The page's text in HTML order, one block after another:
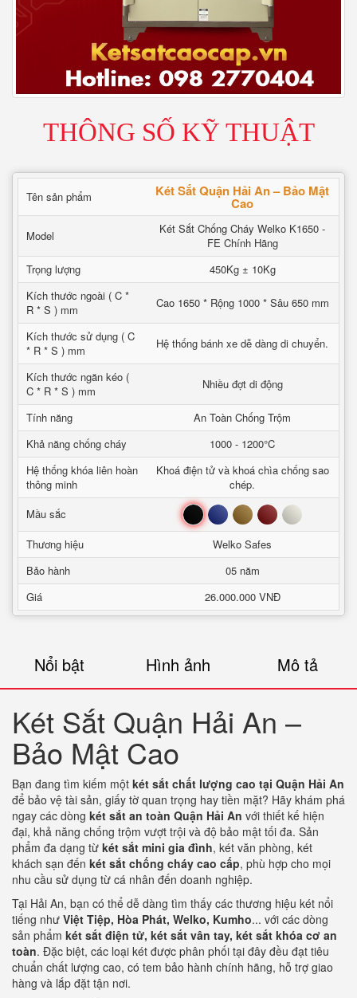
THÔNG SỐ KỸ THUẬT
Tên sản phẩm Két Sắt Quận Hải An – Bảo Mật
Cao
Model
Két Sắt Chống Cháy Welko K1650 -
FE Chính Hãng
Trọng lượng
450Kg ± 10Kg
Kích thước ngoài ( C *
R * S ) mm
Cao 1650 * Rộng 1000 * Sâu 650 mm
Kích thước sử dụng ( C
* R * S ) mm
Hệ thống bánh xe dễ dàng di chuyển.
Kích thước ngăn kéo (
C * R * S ) mm
Nhiều đợt di động
Tính năng
An Toàn Chống Trộm
Khả năng chống cháy
1000 - 1200°C
Hệ thống khóa liên hoàn
thông minh
Khoá điện tử và khoá chìa chống sao
chép.
Mầu sắc
Đen Xanh Nâu Đỏ Trắng
Thương hiệu
Welko Safes
Bảo hành
05 năm
Giá
26.000.000 VNĐ
Nổi bật Hình ảnh Mô tả
Két Sắt Quận Hải An –
Bảo Mật Cao
Bạn đang tìm kiếm một két sắt chất lượng cao tại Quận Hải An
để bảo vệ tài sản, giấy tờ quan trọng hay tiền mặt? Hãy khám phá
ngay các dòng két sắt an toàn Quận Hải An với thiết kế hiện
đại, khả năng chống trộm vượt trội và độ bảo mật tối đa. Sản
phẩm đa dạng từ két sắt mini gia đình, két văn phòng, két
khách sạn đến két sắt chống cháy cao cấp, phù hợp cho mọi
nhu cầu sử dụng từ cá nhân đến doanh nghiệp.
Tại Hải An, bạn có thể dễ dàng tìm thấy các thương hiệu két nổi
tiếng như Việt Tiệp, Hòa Phát, Welko, Kumho... với các dòng
sản phẩm két sắt điện tử, két sắt vân tay, két sắt khóa cơ an
toàn. Đặc biệt, các loại két được phân phối tại đây đều đạt tiêu
chuẩn chất lượng cao, có tem bảo hành chính hãng, hỗ trợ giao
hàng và lắp đặt tận nơi.